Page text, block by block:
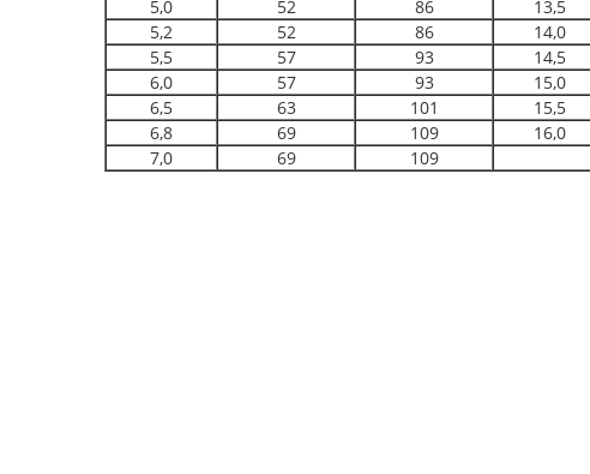
5,0
52 86 13,5
5,2
52 86 14,0
5,5
57 93 14,5
6,0
57 93 15,0
6,5
63 101 15,5
6,8
69 109 16,0
7,0
69 109